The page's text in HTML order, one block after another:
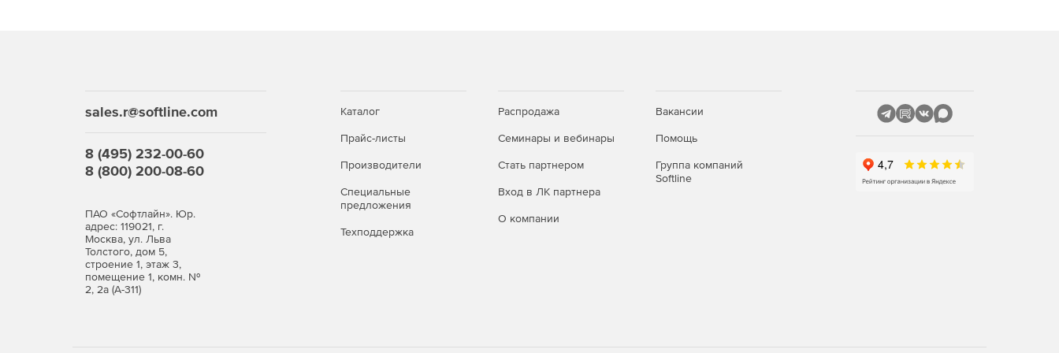
sales.r@softline.com
8 (495) 232-00-60
8 (800) 200-08-60
ПАО «Софтлайн». Юр.
адрес: 119021, г.
Москва, ул. Льва
Толстого, дом 5,
строение 1, этаж 3,
помещение 1, комн. №
2, 2а (А-311)
Каталог
Прайс-листы
Производители
Специальные
предложения
Техподдержка
Распродажа
Семинары и вебинары
Стать партнером
Вход в ЛК партнера
О компании
Вакансии
Помощь
Группа компаний
Softline